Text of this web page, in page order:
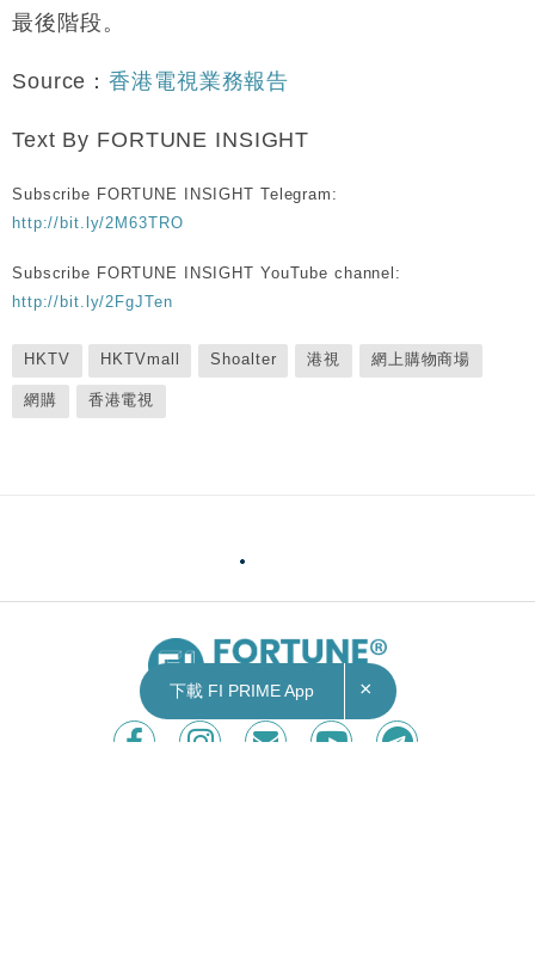
最後階段。
Source：香港電視業務報告
Text By FORTUNE INSIGHT
Subscribe FORTUNE INSIGHT Telegram:
http://bit.ly/2M63TRO
Subscribe FORTUNE INSIGHT YouTube channel:
http://bit.ly/2FgJTen
HKTV HKTVmall Shoalter 港視 網上購物商場
網購 香港電視
下載 FI PRIME App ×